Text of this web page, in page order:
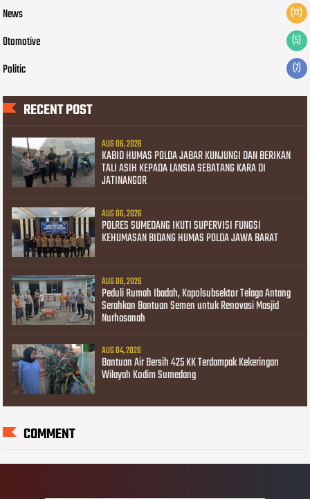
News (12)
Otomotive (5)
Politic (7)
RECENT POST
AUG 06, 2026
KABID HUMAS POLDA JABAR KUNJUNGI DAN BERIKAN
TALI ASIH KEPADA LANSIA SEBATANG KARA DI
JATINANGOR
AUG 06, 2026
POLRES SUMEDANG IKUTI SUPERVISI FUNGSI
KEHUMASAN BIDANG HUMAS POLDA JAWA BARAT
AUG 06, 2026
Peduli Rumah Ibadah, Kapolsubsektor Telaga Antang
Serahkan Bantuan Semen untuk Renovasi Masjid
Nurhasanah
AUG 04, 2026
Bantuan Air Bersih 425 KK Terdampak Kekeringan
Wilayah Kodim Sumedang
COMMENT